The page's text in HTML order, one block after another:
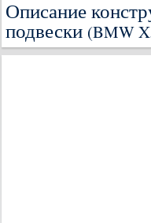
Описание
подвески (BMW